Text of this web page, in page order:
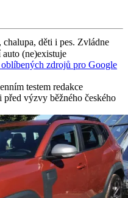
děti i pes. Zvládne
(ne)existuje
zdrojů pro Google
testem redakce
výzvy běžného českého